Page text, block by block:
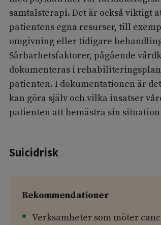
samtalsterapi. Det är också viktigt
patientens egna resurser, till
omgivning eller tidigare
Sårbarhetsfaktorer, pågående
dokumenteras i
patienten. I dokumentationen är
kan göra själv och vilka insatser
patienten att bemästra sin situation
Suicidrisk
Rekommendationer
Verksamheter som möter